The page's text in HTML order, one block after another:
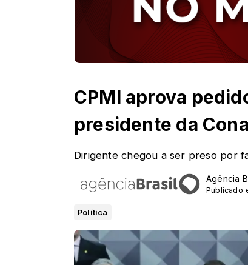
CPMI aprova
presidente da
Dirigente chegou a ser preso por
Agência
Publicado
Política